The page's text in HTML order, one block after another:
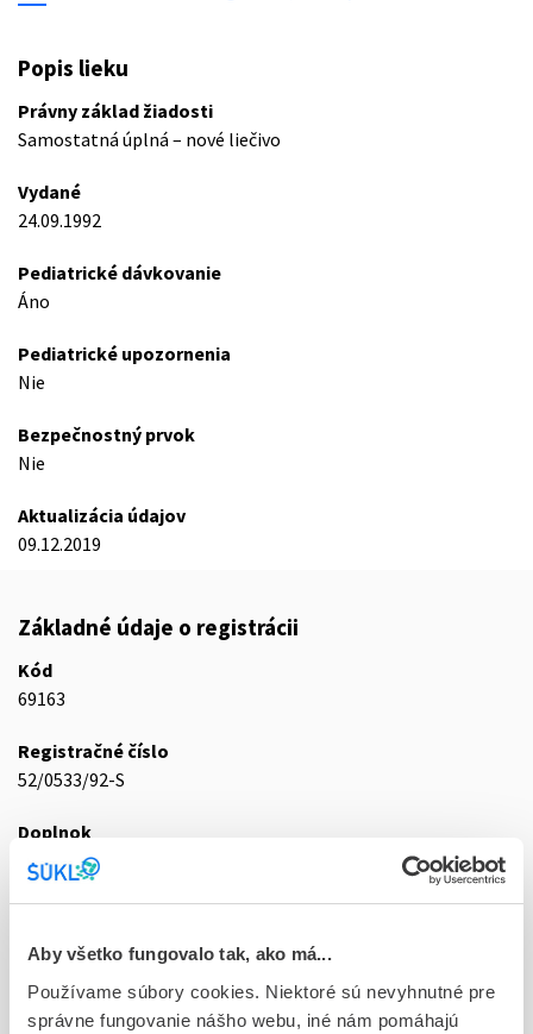
Aby všetko fungovalo tak, ako má...
Používame súbory cookies. Niektoré sú nevyhnutné pre
správne fungovanie nášho webu, iné nám pomáhajú
Popis lieku
Právny základ žiadosti
Samostatná úplná – nové liečivo
Vydané
24.09.1992
Pediatrické dávkovanie
Áno
Pediatrické upozornenia
Nie
Bezpečnostný prvok
Nie
Aktualizácia údajov
09.12.2019
Základné údaje o registrácii
Kód
69163
Registračné číslo
52/0533/92-S
Doplnok
gra 20x1,5 g (vre.PE/Al/papier)
D - Registrácia bez obmedzenia platnosti
Typ registračnej procedúry
Národná